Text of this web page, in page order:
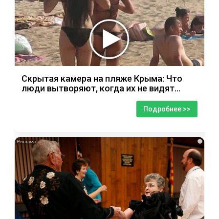
Скрытая камера на пляже Крыма: Что
люди вытворяют, когда их не видят...
Подробнее >>
i